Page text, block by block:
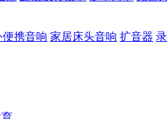
便携音响 家居床头音响 扩音器